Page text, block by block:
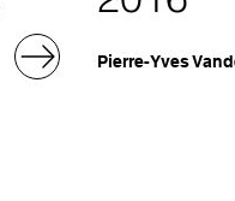
Pierre-Yves